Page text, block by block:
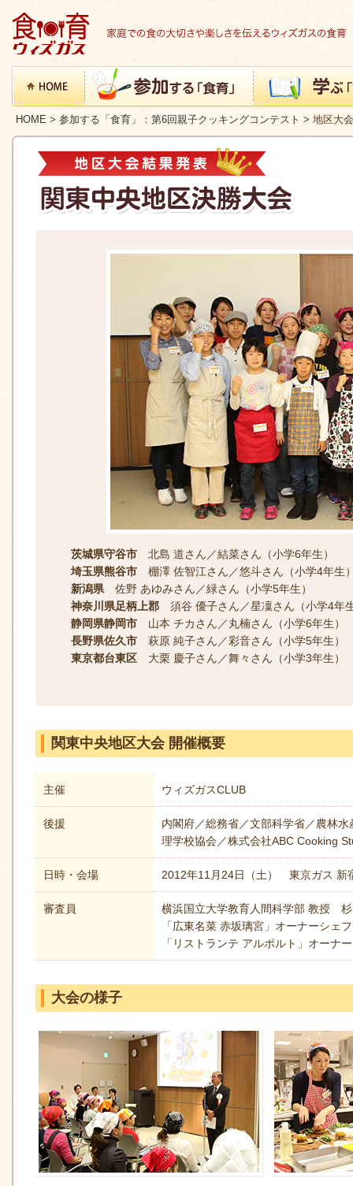
HOME > 参加する「食育」：第6回親子クッキングコンテスト > 地区大
茨城県守谷市 北島 道さん／結菜さん（小学6年生）
埼玉県熊谷市 棚澤 佐智江さん／悠斗さん（小学4年生
新潟県 佐野 あゆみさん／緑さん（小学5年生）
神奈川県足柄上郡 須谷 優子さん／星凜さん（小学4年
静岡県静岡市 山本 チカさん／丸楠さん（小学6年生）
長野県佐久市 萩原 純子さん／彩音さん（小学5年生）
東京都台東区 大栗 慶子さん／舞々さん（小学3年生）
関東中央地区大会 開催概要
主催 ウィズガスCLUB
後援
内閣府／総務省／文部科学省／農林
理学校協会／株式会社ABC Cooking
日時・会場 2012年11月24日（土） 東京ガス 新
審査員
横浜国立大学教育人間科学部 教授
「広東名菜 赤坂璃宮」オーナーシェ
「リストランテ アルポルト」オーナ
大会の様子